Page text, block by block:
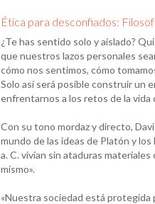
Ética para desconfiados:
¿Te has sentido solo y aislado?
que nuestros lazos personales
cómo nos sentimos, cómo
Solo así será posible construir un
enfrentarnos a los retos de la vida
Con su tono mordaz y directo,
mundo de las ideas de Platón y
a. C. vivían sin ataduras
mismo».
«Nuestra sociedad está